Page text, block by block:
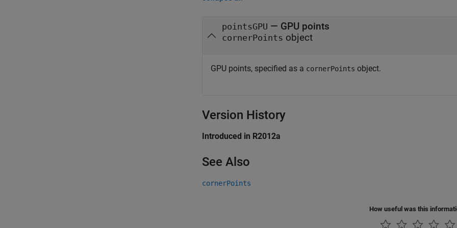
pointsGPU — GPU points
cornerPoints object
GPU points, specified as a cornerPoints object.
Version History
Introduced in R2012a
See Also
cornerPoints
How useful was this